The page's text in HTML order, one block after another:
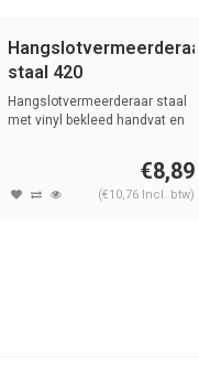
Hangslotvermeerderaar
staal 420
Hangslotvermeerderaar staal
met vinyl bekleed handvat en
€8,89
(€10,76 Incl. btw)